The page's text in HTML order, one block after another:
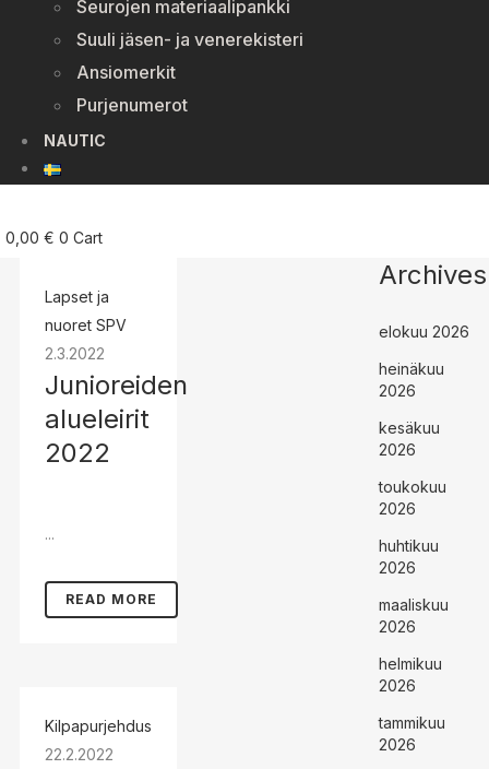
Seurojen materiaalipankki
Suuli jäsen- ja venerekisteri
Ansiomerkit
Purjenumerot
NAUTIC
0,00 € 0 Cart
Lapset ja
nuoret SPV
2.3.2022
Junioreiden
alueleirit
2022
...
READ MORE
Kilpapurjehdus
22.2.2022
Archives
elokuu 2026
heinäkuu
2026
kesäkuu
2026
toukokuu
2026
huhtikuu
2026
maaliskuu
2026
helmikuu
2026
tammikuu
2026